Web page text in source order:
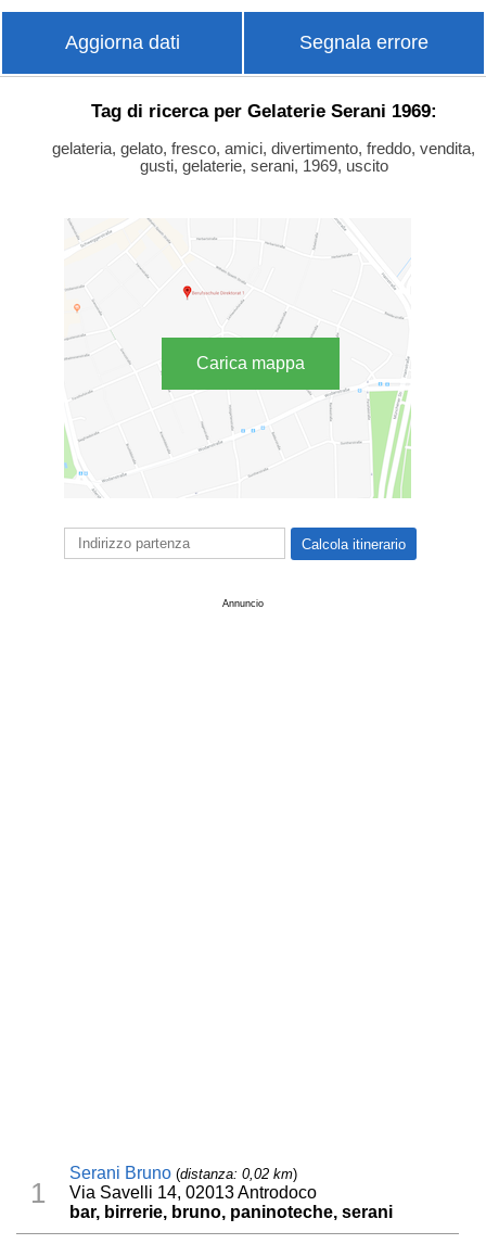
Aggiorna dati Segnala errore
Tag di ricerca per Gelaterie Serani 1969:
gelateria, gelato, fresco, amici, divertimento, freddo, vendita,
gusti, gelaterie, serani, 1969, uscito
Carica mappa
Annuncio
1
Serani Bruno (distanza: 0,02 km)
Via Savelli 14, 02013 Antrodoco
bar, birrerie, bruno, paninoteche, serani